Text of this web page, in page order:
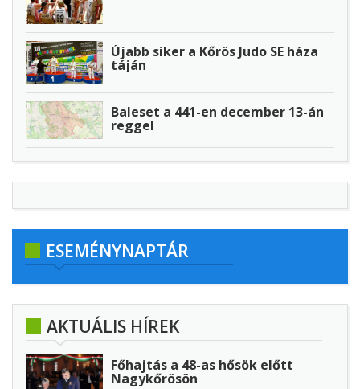
Újabb siker a Kőrös Judo SE háza
táján
Baleset a 441-en december 13-án
reggel
ESEMÉNYNAPTÁR
AKTUÁLIS HÍREK
Főhajtás a 48-as hősök előtt
Nagykőrösön